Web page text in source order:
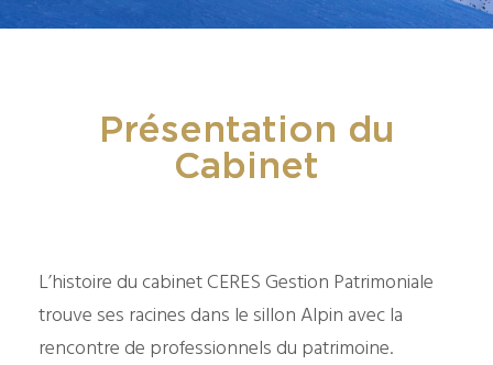
Présentation du
Cabinet
L’histoire du cabinet CERES Gestion Patrimoniale
trouve ses racines dans le sillon Alpin avec la
rencontre de professionnels du patrimoine.